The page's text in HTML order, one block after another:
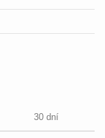
30 dní